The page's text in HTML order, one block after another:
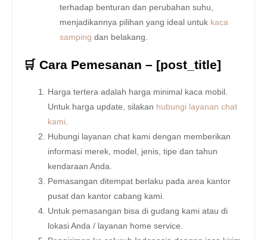
terhadap benturan dan perubahan suhu,
menjadikannya pilihan yang ideal untuk kaca
samping dan belakang.
🛒 Cara Pemesanan – [post_title]
Harga tertera adalah harga minimal kaca mobil.
Untuk harga update, silakan hubungi layanan chat
kami
Hubungi layanan chat kami dengan memberikan
informasi merek, model, jenis, tipe dan tahun
kendaraan Anda.
Pemasangan ditempat berlaku pada area kantor
pusat dan kantor cabang kami.
Untuk pemasangan bisa di gudang kami atau di
lokasi Anda / layanan home service.